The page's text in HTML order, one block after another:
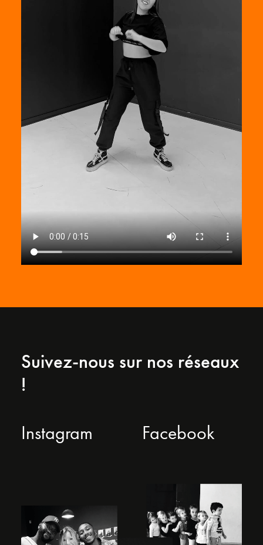
Suivez-nous sur nos réseaux
!
Instagram Facebook